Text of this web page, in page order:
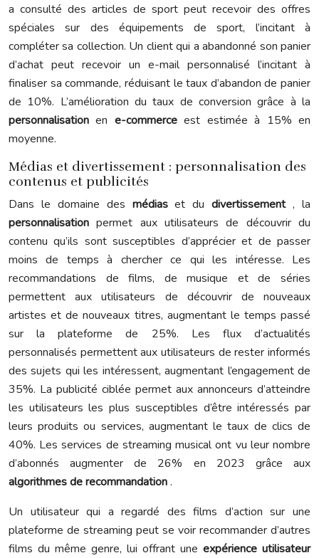
a consulté des articles de sport peut recevoir des offres
spéciales sur des équipements de sport, l’incitant à
compléter sa collection. Un client qui a abandonné son panier
d’achat peut recevoir un e-mail personnalisé l’incitant à
finaliser sa commande, réduisant le taux d’abandon de panier
de 10%. L’amélioration du taux de conversion grâce à la
personnalisationen e-commerceest estimée à 15% en
moyenne.
Médias et divertissement : personnalisation des
contenus et publicités
Dans le domaine des médiaset dudivertissement, la
personnalisationpermet aux utilisateurs de découvrir du
contenu qu’ils sont susceptibles d’apprécier et de passer
moins de temps à chercher ce qui les intéresse. Les
recommandations de films, de musique et de séries
permettent aux utilisateurs de découvrir de nouveaux
artistes et de nouveaux titres, augmentant le temps passé
sur la plateforme de 25%. Les flux d’actualités
personnalisés permettent aux utilisateurs de rester informés
des sujets qui les intéressent, augmentant l’engagement de
35%. La publicité ciblée permet aux annonceurs d’atteindre
les utilisateurs les plus susceptibles d’être intéressés par
leurs produits ou services, augmentant le taux de clics de
40%. Les services de streaming musical ont vu leur nombre
d’abonnés augmenter de 26% en 2023 grâce aux
algorithmes de recommandation.
Un utilisateur qui a regardé des films d’action sur une
plateforme de streaming peut se voir recommander d’autres
films du même genre, lui offrant une expérience utilisateur